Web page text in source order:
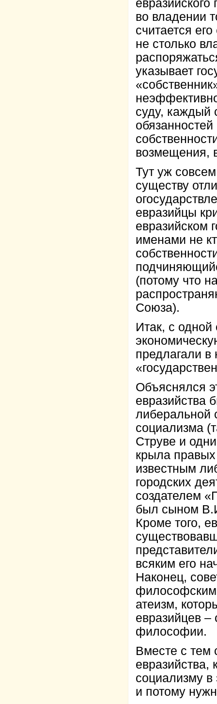
во владении
считается
не столько
указывает
суду, каждый
возмещения,
Тут уж
существу
евразийцы
евразийском
именами не
(потому что
Союза).
Итак, с одной
предлагали в
Объяснялся
евразийства
либеральной
социализма
Струве и
крыла
известным
городских
создателем
был сыном
Кроме того,
всяким его
Наконец,
атеизм,
евразийцев –
философии.
Вместе с тем
евразийства,
социализму
и потому